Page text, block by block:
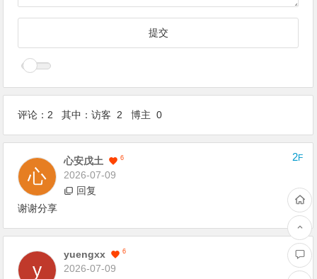
评论：2 其中：访客 2 博主 0
心安戊土 6
2026-07-09
2F
回复
谢谢分享
Yuengxx 6
2026-07-09
1F